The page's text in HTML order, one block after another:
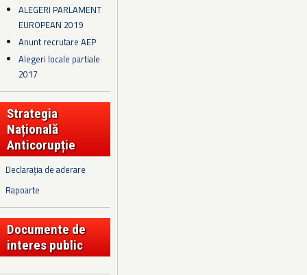
ALEGERI PARLAMENT
EUROPEAN 2019
Anunt recrutare AEP
Alegeri locale partiale
2017
Strategia
Națională
Anticorupție
Declarația de aderare
Rapoarte
Documente de
interes public